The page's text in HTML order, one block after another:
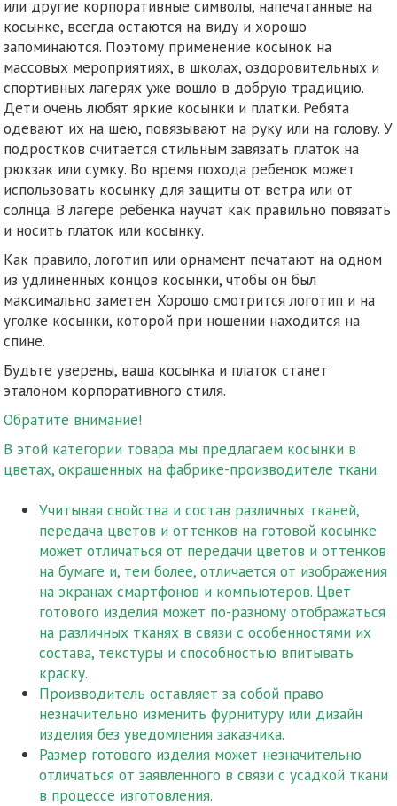
или другие корпоративные символы, напечатанные на
косынке, всегда остаются на виду и хорошо
запоминаются. Поэтому применение косынок на
массовых мероприятиях, в школах, оздоровительных и
спортивных лагерях уже вошло в добрую традицию.
Дети очень любят яркие косынки и платки. Ребята
одевают их на шею, повязывают на руку или на голову. У
подростков считается стильным завязать платок на
рюкзак или сумку. Во время похода ребенок может
использовать косынку для защиты от ветра или от
солнца. В лагере ребенка научат как правильно повязать
и носить платок или косынку.
Как правило, логотип или орнамент печатают на одном
из удлиненных концов косынки, чтобы он был
максимально заметен. Хорошо смотрится логотип и на
уголке косынки, которой при ношении находится на
спине.
Будьте уверены, ваша косынка и платок станет
эталоном корпоративного стиля.
Обратите внимание!
В этой категории товара мы предлагаем косынки в
цветах, окрашенных на фабрике-производителе ткани.
Учитывая свойства и состав различных тканей,
передача цветов и оттенков на готовой косынке
может отличаться от передачи цветов и оттенков
на бумаге и, тем более, отличается от изображения
на экранах смартфонов и компьютеров. Цвет
готового изделия может по-разному отображаться
на различных тканях в связи с особенностями их
состава, текстуры и способностью впитывать
краску.
Производитель оставляет за собой право
незначительно изменить фурнитуру или дизайн
изделия без уведомления заказчика.
Размер готового изделия может незначительно
отличаться от заявленного в связи с усадкой ткани
в процессе изготовления.